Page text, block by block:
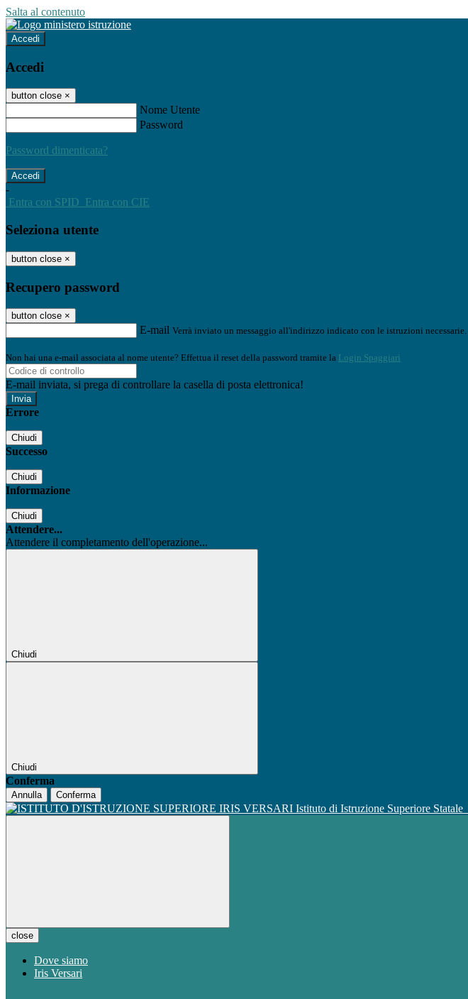
Salta al contenuto
Accedi
Accedi
button close ×
Nome Utente
Password
Password dimenticata?
-
Entra con SPID Entra con CIE
Seleziona utente
button close ×
Recupero password
button close ×
E-mail Verrà inviato un messaggio all'indirizzo indicato con le istruzioni necessarie.
Non hai una e-mail associata al nome utente? Effettua il reset della password tramite la Login Spaggiari
E-mail inviata, si prega di controllare la casella di posta elettronica!
Errore
Chiudi
Successo
Chiudi
Informazione
Chiudi
Attendere...
Attendere il completamento dell'operazione...
Chiudi
Chiudi
Conferma
Annulla Conferma
Istituto di Istruzione Superiore Statale
close
Dove siamo
Iris Versari